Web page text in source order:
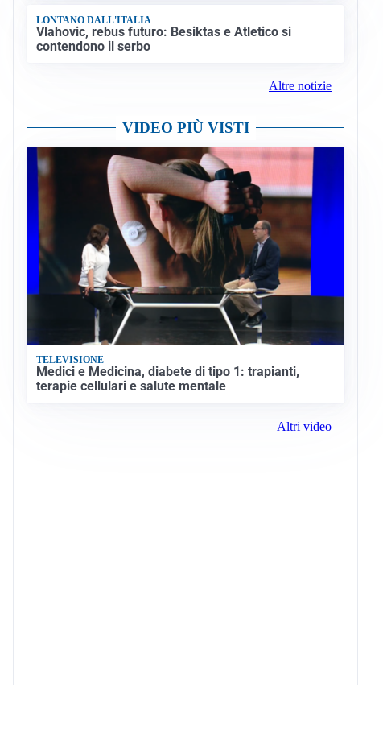
LONTANO DALL'ITALIA
Vlahovic, rebus futuro: Besiktas e Atletico si
contendono il serbo
Altre notizie
VIDEO PIÙ VISTI
TELEVISIONE
Medici e Medicina, diabete di tipo 1: trapianti,
terapie cellulari e salute mentale
Altri video